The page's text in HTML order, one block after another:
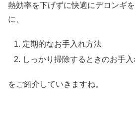
熱効率を下げずに快適にデロンギ
に、
定期的なお手入れ方法
しっかり掃除するときのお手
をご紹介していきますね。